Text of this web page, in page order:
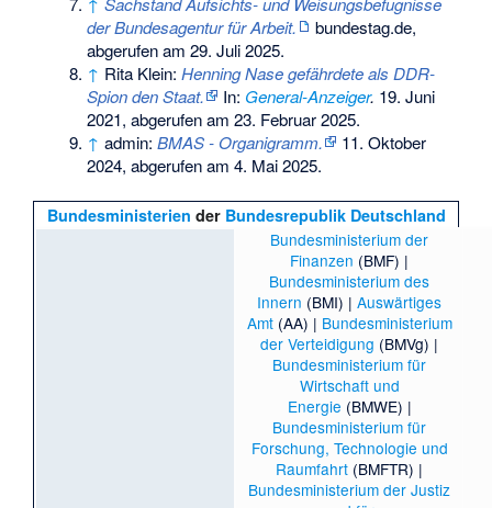
der Bundesagentur für Arbeit.
bundestag.de,
abgerufen am 29. Juli 2025.
↑ Rita Klein:Henning Nase gefährdete als DDR-
Spion den Staat.
In: General-Anzeiger. 19. Juni
2021, abgerufen am 23. Februar 2025.
↑ admin:BMAS - Organigramm.
11. Oktober
2024, abgerufen am 4. Mai 2025.
Bundesministerien der Bundesrepublik Deutschland
Bundesministerium der
Finanzen (BMF) |
Bundesministerium des
Innern (BMI) |Auswärtiges
Amt(AA) | Bundesministerium
der Verteidigung (BMVg) |
Bundesministerium für
Wirtschaft und
Energie (BMWE) |
Bundesministerium für
Forschung, Technologie und
Raumfahrt (BMFTR) |
Bundesministerium der Justiz